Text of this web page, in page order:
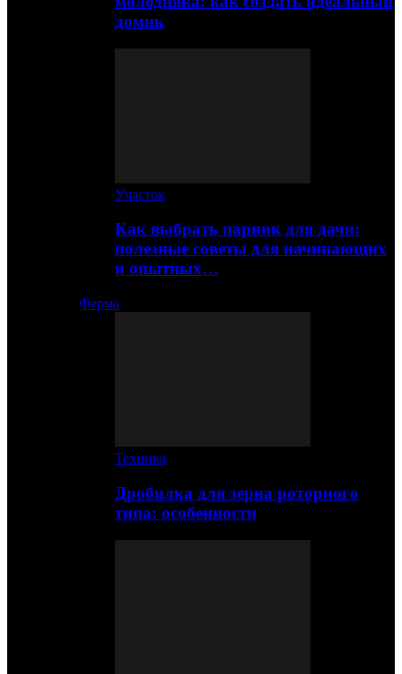
домик
Участок
Как выбрать парник для дачи:
полезные советы для начинающих
и опытных…
Ферма
Техника
Дробилка для зерна роторного
типа: особенности